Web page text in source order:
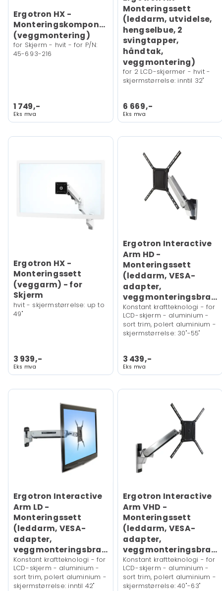
Ergotron HX -
Monteringskomponent
(veggmontering)
for Skjerm - hvit - for P/N:
45-693-216
1 749,-
Eks mva
Monteringssett
(leddarm, utvidelse,
hengselbue, 2
svingtapper,
håndtak,
veggmontering)
for 2 LCD-skjermer - hvit -
skjermstørrelse: inntil 32"
6 669,-
Eks mva
Ergotron HX -
Monteringssett
(veggarm) - for
Skjerm
hvit - skjermstørrelse: up to
49"
3 939,-
Eks mva
Ergotron Interactive
Arm HD -
Monteringssett
(leddarm, VESA-
adapter,
veggmonteringsbrakett)
Konstant kraftteknologi - for
LCD-skjerm - aluminium -
sort trim, polert aluminium -
skjermstørrelse: 30"-55"
3 439,-
Eks mva
Ergotron Interactive
Arm LD -
Monteringssett
(leddarm, VESA-
adapter,
veggmonteringsbrakett)
Konstant kraftteknologi - for
LCD-skjerm - aluminium -
sort trim, polert aluminium -
skjermstørrelse: inntil 42"
Ergotron Interactive
Arm VHD -
Monteringssett
(leddarm, VESA-
adapter,
veggmonteringsbrakett)
Konstant kraftteknologi - for
LCD-skjerm - aluminium -
sort trim, polert aluminium -
skjermstørrelse: 40"-63"